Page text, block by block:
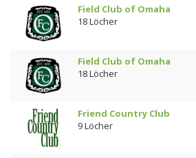
Field Club of Omaha
18 Löcher
Field Club of Omaha
18 Löcher
Friend Country Club
9 Löcher